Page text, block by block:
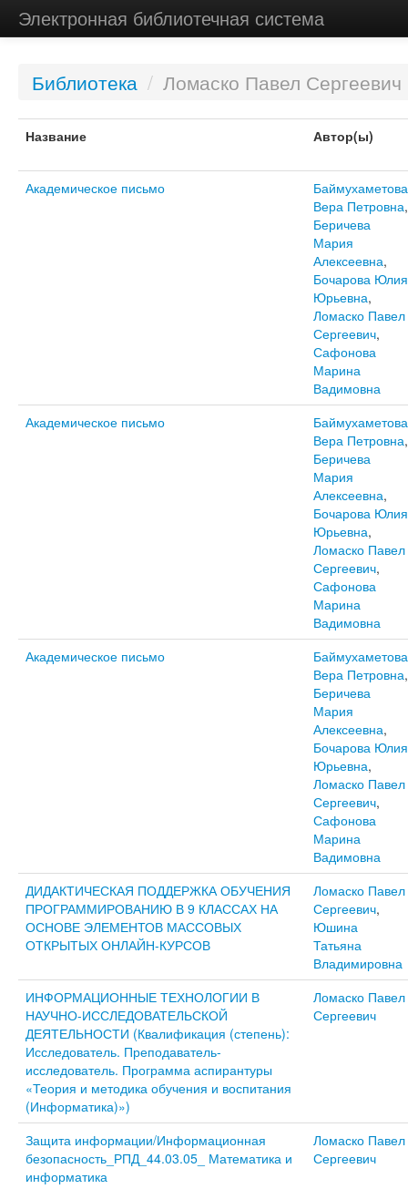
Электронная библиотечная система
Библиотека / Ломаско Павел Сергеевич
Название Автор(ы)
Академическое письмо
Баймухаметова
Вера Петровна,
Беричева
Мария
Алексеевна,
Бочарова Юлия
Юрьевна,
Ломаско Павел
Сергеевич,
Сафонова
Марина
Вадимовна
Академическое письмо
Баймухаметова
Вера Петровна,
Беричева
Мария
Алексеевна,
Бочарова Юлия
Юрьевна,
Ломаско Павел
Сергеевич,
Сафонова
Марина
Вадимовна
Академическое письмо
Баймухаметова
Вера Петровна,
Беричева
Мария
Алексеевна,
Бочарова Юлия
Юрьевна,
Ломаско Павел
Сергеевич,
Сафонова
Марина
Вадимовна
ДИДАКТИЧЕСКАЯ ПОДДЕРЖКА ОБУЧЕНИЯ
ПРОГРАММИРОВАНИЮ В 9 КЛАССАХ НА
ОСНОВЕ ЭЛЕМЕНТОВ МАССОВЫХ
ОТКРЫТЫХ ОНЛАЙН-КУРСОВ
Ломаско Павел
Сергеевич,
Юшина
Татьяна
Владимировна
ИНФОРМАЦИОННЫЕ ТЕХНОЛОГИИ В
НАУЧНО-ИССЛЕДОВАТЕЛЬСКОЙ
ДЕЯТЕЛЬНОСТИ (Квалификация (степень):
Исследователь. Преподаватель-
исследователь. Программа аспирантуры
«Теория и методика обучения и воспитания
(Информатика)»)
Ломаско Павел
Сергеевич
Защита информации/Информационная
безопасность_РПД_44.03.05_ Математика и
информатика
Ломаско Павел
Сергеевич